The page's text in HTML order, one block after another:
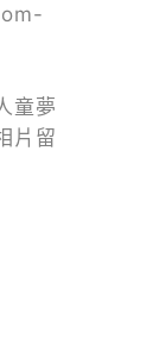
童夢
片留